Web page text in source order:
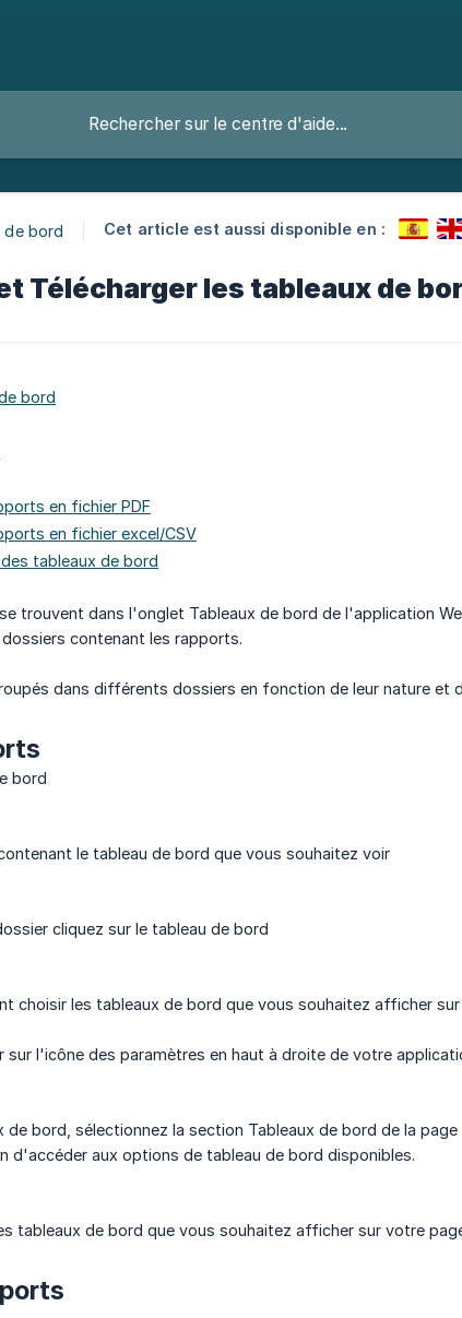
de bord Cet article est aussi disponible en :
Télécharger les tableaux de
bord
en fichier PDF
en fichier excel/CSV
tableaux de bord
trouvent dans l'onglet Tableaux de bord de l'application
contenant les rapports.
dans différents dossiers en fonction de leur nature et
bord
le tableau de bord que vous souhaitez voir
cliquez sur le tableau de bord
choisir les tableaux de bord que vous souhaitez afficher
sur l'icône des paramètres en haut à droite de votre
de bord, sélectionnez la section Tableaux de bord de la
d'accéder aux options de tableau de bord disponibles.
tableaux de bord que vous souhaitez afficher sur votre